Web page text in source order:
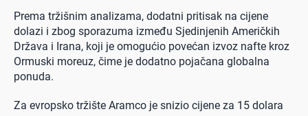
Prema tržišnim analizama, dodatni pritisak na cijene
dolazi i zbog sporazuma između Sjedinjenih Američkih
Država i Irana, koji je omogućio povećan izvoz nafte kroz
Ormuski moreuz, čime je dodatno pojačana globalna
ponuda.
Za evropsko tržište Aramco je snizio cijene za 15 dolara